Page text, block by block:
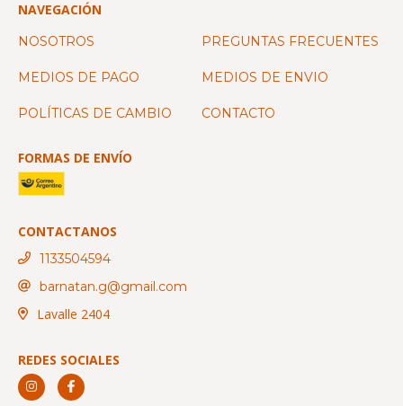
NAVEGACIÓN
NOSOTROS PREGUNTAS FRECUENTES
MEDIOS DE PAGO MEDIOS DE ENVIO
POLÍTICAS DE CAMBIO CONTACTO
FORMAS DE ENVÍO
CONTACTANOS
1133504594
barnatan.g@gmail.com
Lavalle 2404
REDES SOCIALES